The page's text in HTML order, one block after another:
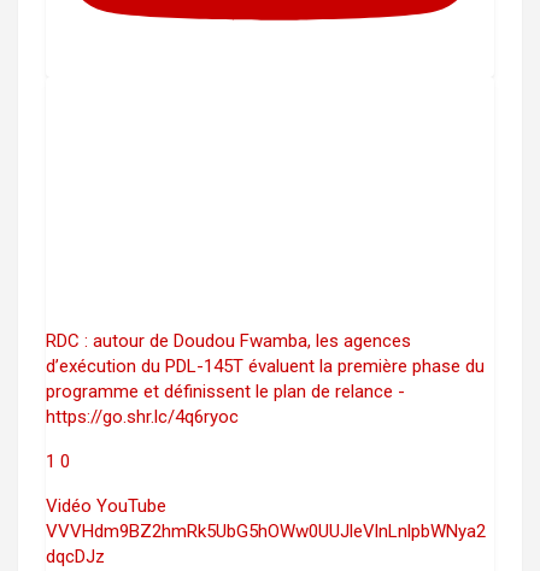
RDC : autour de Doudou Fwamba, les agences
d’exécution du PDL-145T évaluent la première phase du
programme et définissent le plan de relance -
https://go.shr.lc/4q6ryoc
1 0
Vidéo YouTube
VVVHdm9BZ2hmRk5UbG5hOWw0UUJleVlnLnlpbWNya2
dqcDJz